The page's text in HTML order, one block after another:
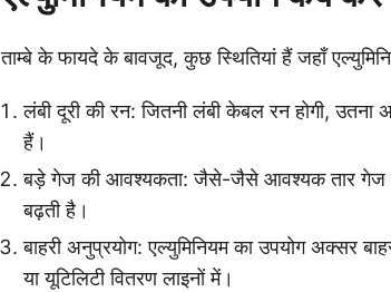
ताम्बे के फायदे के बावजूद, कुछ स्थितियां हैं जहाँ
लंबी दूरी की रन: जितनी लंबी केबल रन होगी,
हैं।
बड़े गेज की आवश्यकता: जैसे-जैसे आवश्यक तार गेज
बढ़ती है।
बाहरी अनुप्रयोग: एल्युमिनियम का उपयोग अक्सर
या यूटिलिटी वितरण लाइनों में।